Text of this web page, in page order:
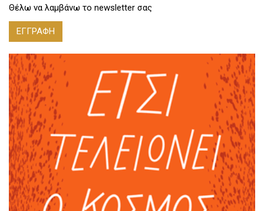
Θέλω να λαμβάνω το newsletter σας
ΕΓΓΡΑΦΗ